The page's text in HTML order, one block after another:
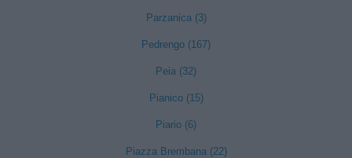
Parzanica (3)
Pedrengo (167)
Peia (32)
Pianico (15)
Piario (6)
Piazza Brembana (22)